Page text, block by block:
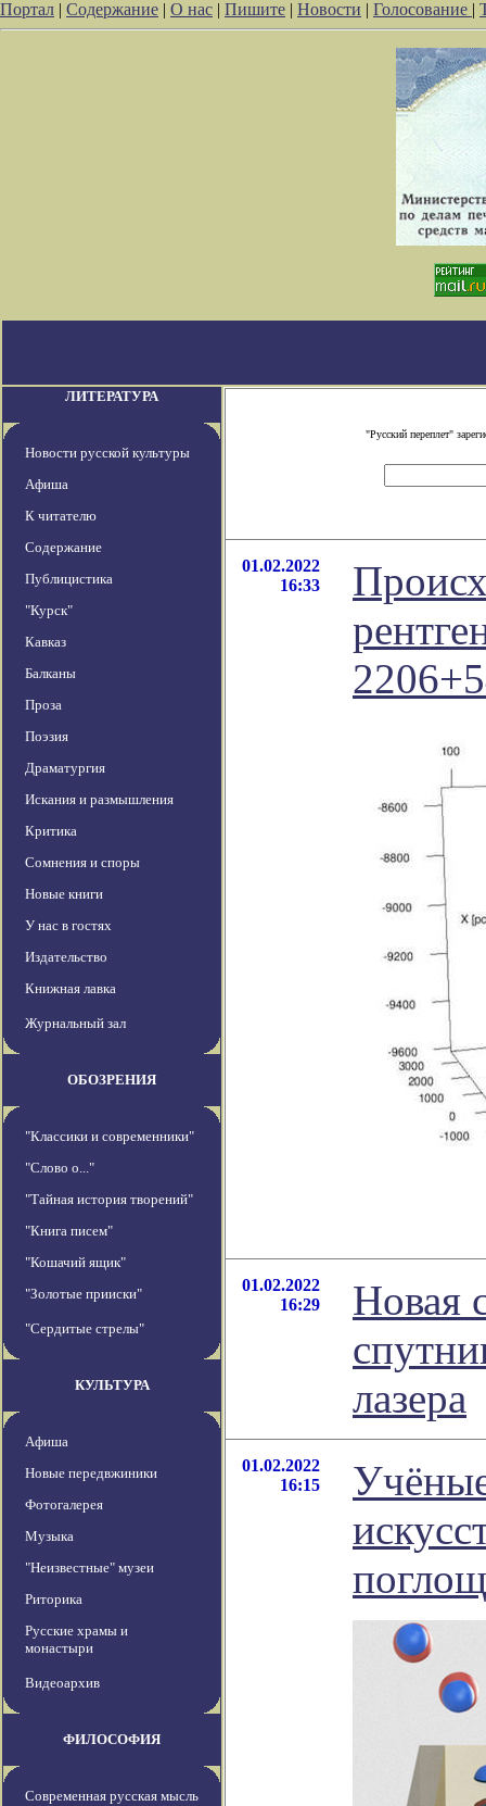
Портал | Содержание | О нас | Пишите | Новости | Голосование |
ЛИТЕРАТУРА
Новости русской культуры
Афиша
К читателю
Содержание
Публицистика
"Курск"
Кавказ
Балканы
Проза
Поэзия
Драматургия
Искания и размышления
Критика
Сомнения и споры
Новые книги
У нас в гостях
Издательство
Книжная лавка
Журнальный зал
ОБОЗРЕНИЯ
"Классики и современники"
"Слово о..."
"Тайная история творений"
"Книга писем"
"Кошачий ящик"
"Золотые прииски"
"Сердитые стрелы"
КУЛЬТУРА
Афиша
Новые передвжиники
Фотогалерея
Музыка
"Неизвестные" музеи
Риторика
Русские храмы и
монастыри
Видеоархив
ФИЛОСОФИЯ
Современная русская мысль
"Русский переплет"
01.02.2022
16:33
01.02.2022
16:29
Новая
лазера
01.02.2022
16:15